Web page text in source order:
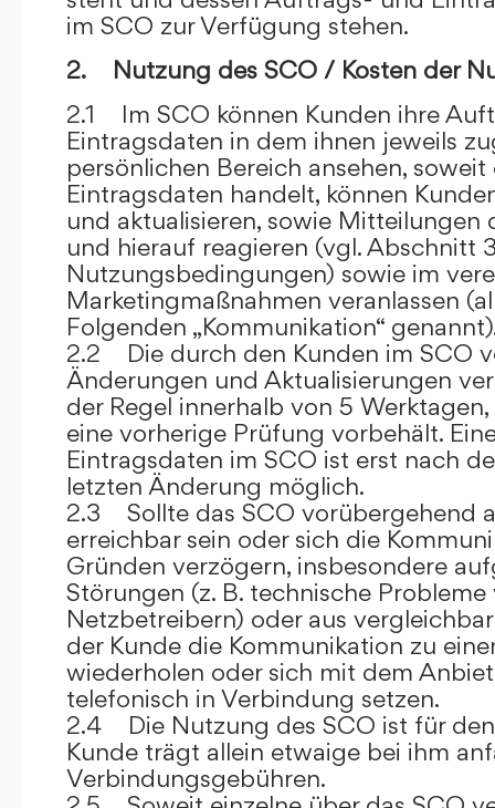
im SCO zur Verfügung stehen.
2. Nutzung des SCO / Kosten der
2.1 Im SCO können Kunden ihre
Eintragsdaten in dem ihnen jeweils
persönlichen Bereich ansehen,
Eintragsdaten handelt, können
und aktualisieren, sowie Mitteilungen
und hierauf reagieren (vgl. Abschnitt
Nutzungsbedingungen) sowie im
Marketingmaßnahmen veranlassen
Folgenden „Kommunikation“
2.2 Die durch den Kunden im SCO
Änderungen und Aktualisierungen
der Regel innerhalb von 5
eine vorherige Prüfung vorbehält.
Eintragsdaten im SCO ist erst nach
letzten Änderung möglich.
2.3 Sollte das SCO vorübergehend
erreichbar sein oder sich die
Gründen verzögern, insbesondere
Störungen (z. B. technische
Netzbetreibern) oder aus
der Kunde die Kommunikation zu
wiederholen oder sich mit dem
telefonisch in Verbindung setzen.
2.4 Die Nutzung des SCO ist für den
Kunde trägt allein etwaige bei ihm
Verbindungsgebühren.